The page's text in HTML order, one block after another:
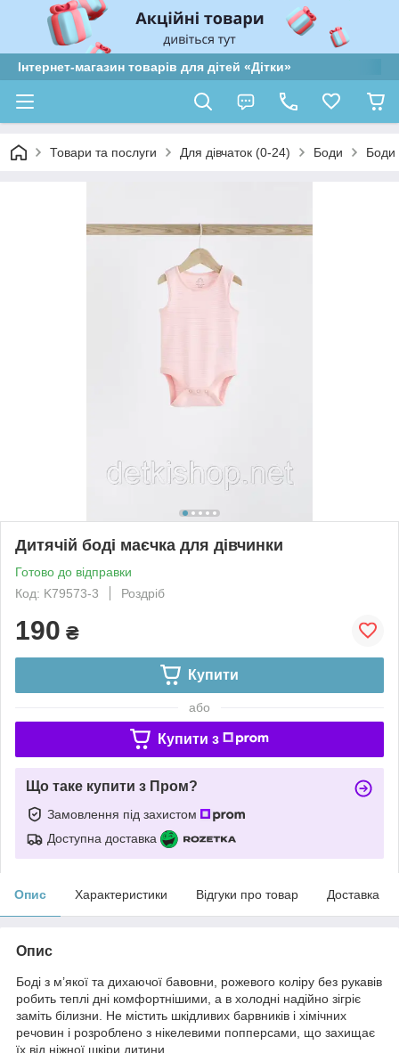
Інтернет-магазин товарів для дітей «Дітки»
Товари та послуги Для дівчаток (0-24) Боди Боди
Дитячій боді маєчка для дівчинки
Готово до відправки
Код: K79573-3
Роздріб
190 ₴
Купити
або
Купити з
Що таке купити з Пром?
Замовлення під захистом
Доступна доставка
Опис Характеристики Відгуки про товар Доставка
Опис
Боді з м’якої та дихаючої бавовни, рожевого коліру без рукавів
робить теплі дні комфортнішими, а в холодні надійно зігріє
заміть білизни. Не містить шкідливих барвників і хімічних
речовин і розроблено з нікелевими попперсами, що захищає
їх від ніжної шкіри дитини.